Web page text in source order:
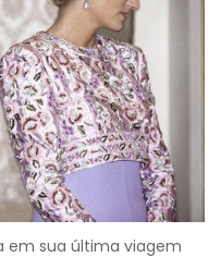
em sua última viagem